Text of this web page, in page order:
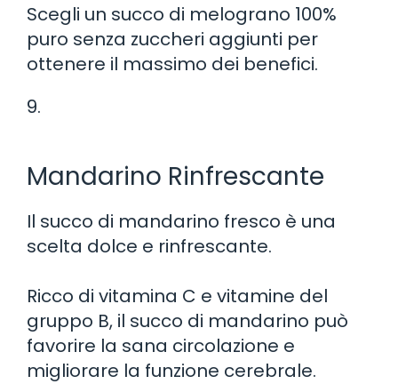
Scegli un succo di melograno 100%
puro senza zuccheri aggiunti per
ottenere il massimo dei benefici.
9.
Mandarino Rinfrescante
Il succo di mandarino fresco è una
scelta dolce e rinfrescante.
Ricco di vitamina C e vitamine del
gruppo B, il succo di mandarino può
favorire la sana circolazione e
migliorare la funzione cerebrale.